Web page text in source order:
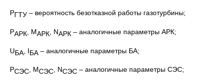
PГТУ – вероятность безотказной работы газотурбины;
PАРК , МАРК , NАРК – аналогичные параметры АРК;
UБА , IБА – аналогичные параметры БА;
PСЭС, МСЭС, NСЭС – аналогичные параметры СЭС;